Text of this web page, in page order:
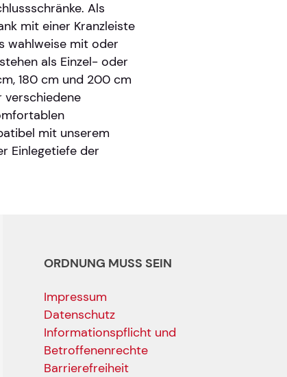
Als
mit einer Kranzleiste
wahlweise mit oder
als Einzel- oder
180 cm und 200 cm
verschiedene
mit unserem
Einlegetiefe der
ORDNUNG MUSS SEIN
Impressum
Datenschutz
Informationspflicht und
Betroffenenrechte
Barrierefreiheit